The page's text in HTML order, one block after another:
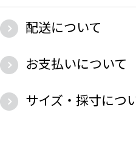
配送について
お支払いについて
サイズ・採寸につ